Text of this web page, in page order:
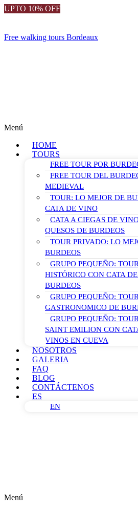
UPTO 10% OFF
Free walking tours Bordeaux
Menú
HOME
TOURS
FREE TOUR POR
FREE TOUR DEL
MEDIEVAL
TOUR: LO MEJOR DE
CATA DE VINO
CATA A CIEGAS DE
QUESOS DE BURDEOS
TOUR PRIVADO: LO
BURDEOS
GRUPO PEQUEÑO: TOUR
HISTÓRICO CON CATA
BURDEOS
GRUPO PEQUEÑO: TOUR
GASTRONOMICO DE
GRUPO PEQUEÑO:
SAINT EMILION CON
VINOS EN CUEVA
NOSOTROS
GALERIA
FAQ
BLOG
CONTÁCTENOS
ES
EN
Menú